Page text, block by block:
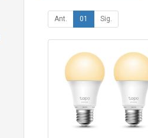
Ant. 01 Sig.